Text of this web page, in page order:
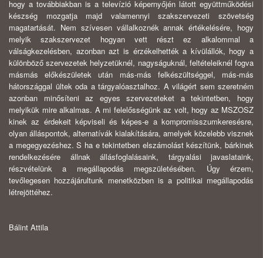
hogy a to­vábbiakban is a televízió képernyőjén látott együttműködési
készség mozgatja majd valamennyi szakszervezeti szövetség
magatartását. Nem szívesen vállal­koznék annak értékelésére, hogy
melyik szakszervezet hogyan vett részt ez alka­lommal a
válságkezelésben, azonban azt is érzékelhették a kívülállók, hogy a
különböző szervezetek helyzetüknél, nagyságuknál, feltételeiknél fogva
más­más előkészületek után más-más felkészültséggel, más-más
hátországgal ültek oda a tárgyalóasztalhoz. A világért sem szeretném
azonban minősíteni az egyes szervezeteket a tekintetben, hogy
melyikük mire alkalmas. A mi felelősségünk az volt, hogy az MSZOSZ
kinek az érdekeit képviseli és képes-e a kompro­misszumkeresésre,
olyan álláspontok, alternatívák kialakítására, amelyek köze­lebb visznek
a megegyezéshez. S ha e tekintetben elszámolást készítünk, bárki­nek
rendelkezésére állnak állásfoglalásaink, tárgyalási javaslataink,
részvételünk a megállapodás megszületésében. Úgy érzem,
tevőlegesen hozzájárultunk me­netközben is a politikai megállapodás
létrejöttéhez.
Bálint Attila